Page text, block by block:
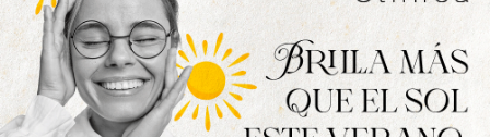
Lo último